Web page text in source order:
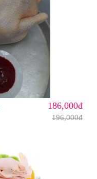
186,000đ
196,000đ